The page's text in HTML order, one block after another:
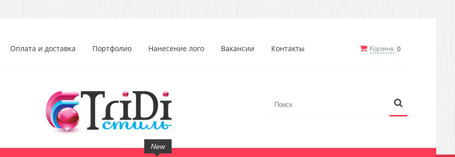
Корзина: 0
Оплата и доставка Портфолио Нанесение лого Вакансии Контакты
New